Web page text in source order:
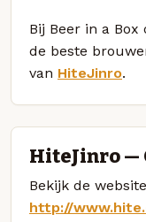
Bij Beer in a
de beste
van HiteJinro.
HiteJinro —
Bekijk de
http://